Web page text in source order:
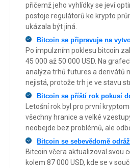
přičemž jeho vyhlídky se jeví
postoje regulátorů ke krypto
ukázala být jiná.
Bitcoin se připravuje na
Po impulzním poklesu bitcoin
45 000 až 50 000 USD. Na
analýza trhů futures a derivátů
nejistá, protože trh je ve stavu
Bitcoin se příští rok pokusí
Letošní rok byl pro první
všechny hranice a velké
neobejde bez problémů, ale
Bitcoin se sebevědomě
Bitcoin včera aktualizoval svou
kolem 87 000 USD, kde se v